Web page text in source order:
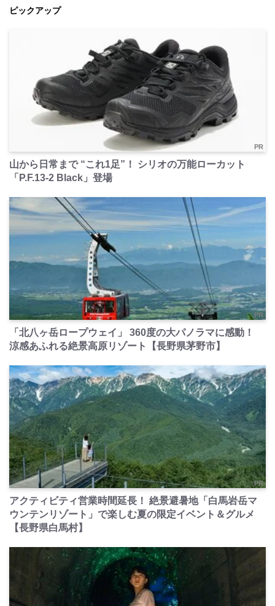
ピックアップ
PR
山から日常まで “これ1足”！ シリオの万能ローカット
「P.F.13-2 Black」登場
PR
「北八ヶ岳ロープウェイ」 360度の大パノラマに感動！
涼感あふれる絶景高原リゾート【長野県茅野市】
PR
アクティビティ営業時間延長！ 絶景避暑地「白馬岩岳マ
ウンテンリゾート」で楽しむ夏の限定イベント＆グルメ
【長野県白馬村】